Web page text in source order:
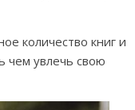
количество книг и
чем увлечь свою